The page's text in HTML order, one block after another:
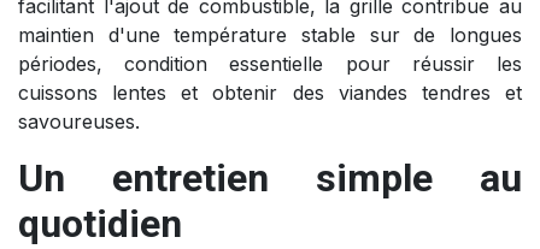
facilitant l'ajout de combustible, la grille contribue au
maintien d'une température stable sur de longues
périodes, condition essentielle pour réussir les
cuissons lentes et obtenir des viandes tendres et
savoureuses.
Un entretien simple au
quotidien